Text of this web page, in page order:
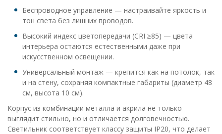
Беспроводное управление — настраивайте яркость и
тон света без лишних проводов.
Высокий индекс цветопередачи (CRI ≥85) — цвета
интерьера остаются естественными даже при
искусственном освещении.
Универсальный монтаж — крепится как на потолок, так
и на стену, сохраняя компактные габариты (диаметр 48
см, высота 10 см).
Корпус из комбинации металла и акрила не только
выглядит стильно, но и отличается долговечностью.
Светильник соответствует классу защиты IP20, что делает